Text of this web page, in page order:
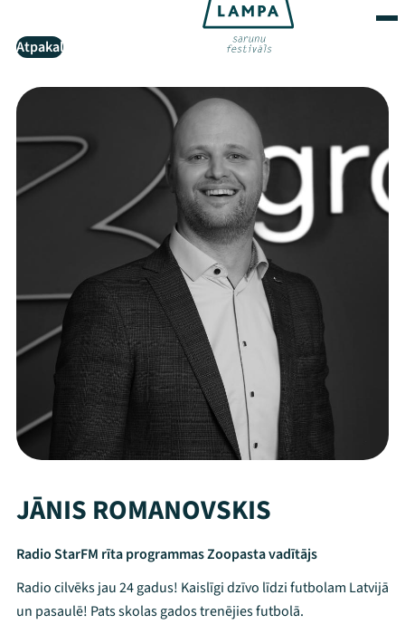
Atpakaļ
JĀNIS ROMANOVSKIS
Radio StarFM rīta programmas Zoopasta vadītājs
Radio cilvēks jau 24 gadus! Kaislīgi dzīvo līdzi futbolam Latvijā
un pasaulē! Pats skolas gados trenējies futbolā.